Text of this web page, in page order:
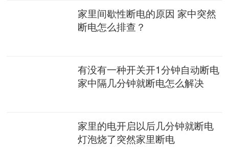
家里间歇性断电的原因 家中突然
断电怎么排查？
有没有一种开关开1分钟自动断电
家中隔几分钟就断电怎么解决
家里的电开启以后几分钟就断电
灯泡烧了突然家里断电